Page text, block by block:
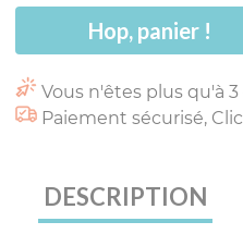
Hop, panier !
Vous n'êtes plus qu'à
Paiement sécurisé,
DESCRIPTION